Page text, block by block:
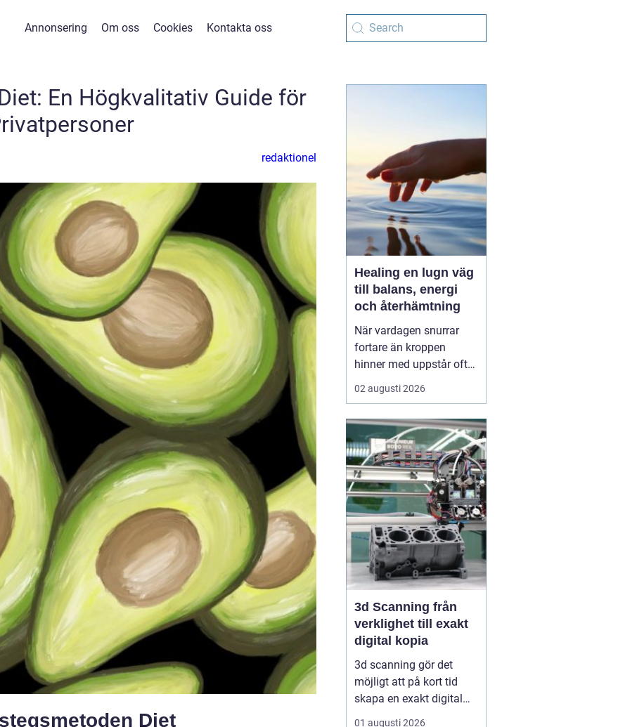
Annonsering Om oss Cookies Kontakta oss
En Högkvalitativ Guide för
redaktionel
Diet
Healing en lugn väg
till balans, energi
och återhämtning
När vardagen snurrar
fortare än kroppen
hinner med uppstår ofta
spänningar, oro och
trötthet som inte går att
Många börjar då söka
efter metoder som kan
skapa lugn på djupet,
inte bara i tankarna utan
också i kroppen. I den
sökn...
02 augusti 2026
3d Scanning från
verklighet till exakt
digital kopia
3d scanning gör det
möjligt att på kort tid
skapa en exakt digital
kopia av nästan vad
01 augusti 2026